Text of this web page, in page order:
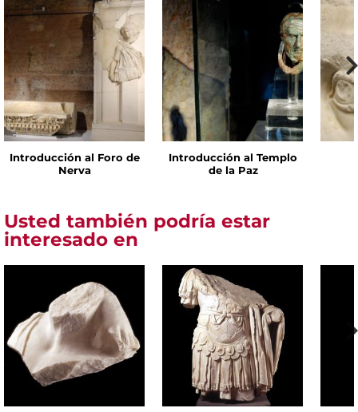
Introducción al Foro de
Nerva
Introducción al Templo
de la Paz
Usted también podría estar
interesado en